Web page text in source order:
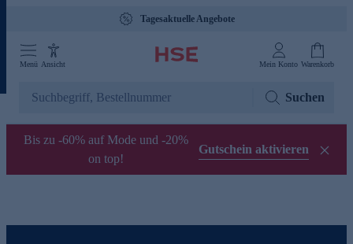
Tagesaktuelle Angebote
Menü Ansicht Mein Konto Warenkorb
Suchen
Bis zu -60% auf Mode und -20%
on top!
Gutschein aktivieren